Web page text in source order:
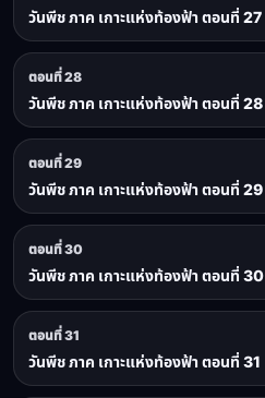
วันพีช ภาค เกาะแห่งท้องฟ้า ตอนที่ 27
ตอนที่ 28
วันพีช ภาค เกาะแห่งท้องฟ้า ตอนที่ 28
ตอนที่ 29
วันพีช ภาค เกาะแห่งท้องฟ้า ตอนที่ 29
ตอนที่ 30
วันพีช ภาค เกาะแห่งท้องฟ้า ตอนที่ 30
ตอนที่ 31
วันพีช ภาค เกาะแห่งท้องฟ้า ตอนที่ 31